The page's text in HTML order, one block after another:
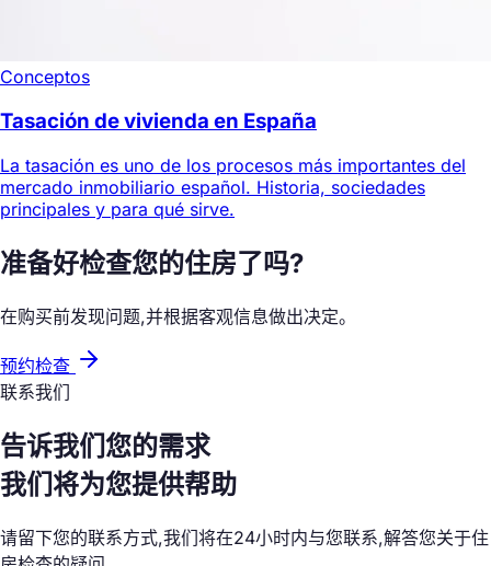
Conceptos
Tasación de vivienda en España
La tasación es uno de los procesos más importantes del
mercado inmobiliario español. Historia, sociedades
principales y para qué sirve.
准备好检查您的住房了吗?
在购买前发现问题,并根据客观信息做出决定。
预约检查
联系我们
告诉我们您的需求
我们将为您提供帮助
请留下您的联系方式,我们将在24小时内与您联系,解答您关于住